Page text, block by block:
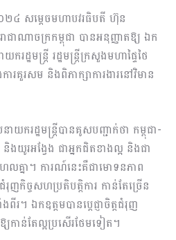
២៤ សម្ដេចមហាបវរធិបតី ហ៊ុន
ាជាណាចក្រកម្ពុជា បានអនុញ្ញាតឱ្យ ឯក
ដ្ឋមន្ត្រី រដ្ឋមន្ត្រីក្រសួងមហាផ្ទៃថៃ
គួរសម និងពិភាក្សាការងារនៅវិមាន
យករដ្ឋមន្ត្រីបានគូសបញ្ជាក់ថា កម្ពុជា-
យូរអង្វែង ជាអ្នកជិតខាងល្អ និងជា
លគ្នា។ ការណ៍នេះគឺជាមោទនភាព
ញកិច្ចសហប្រតិបត្តិការ កាន់តែច្រើន
។ ឯកឧត្តមបានប្ដេជ្ញាចិត្តជំរុញ
យកាន់តែល្អប្រសើរថែមទៀត។